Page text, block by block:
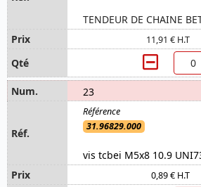
TENDEUR DE CHAINE
11,91 € H.T
23
31.96829.000
vis tcbei M5x8 10.9
0,89 € H.T